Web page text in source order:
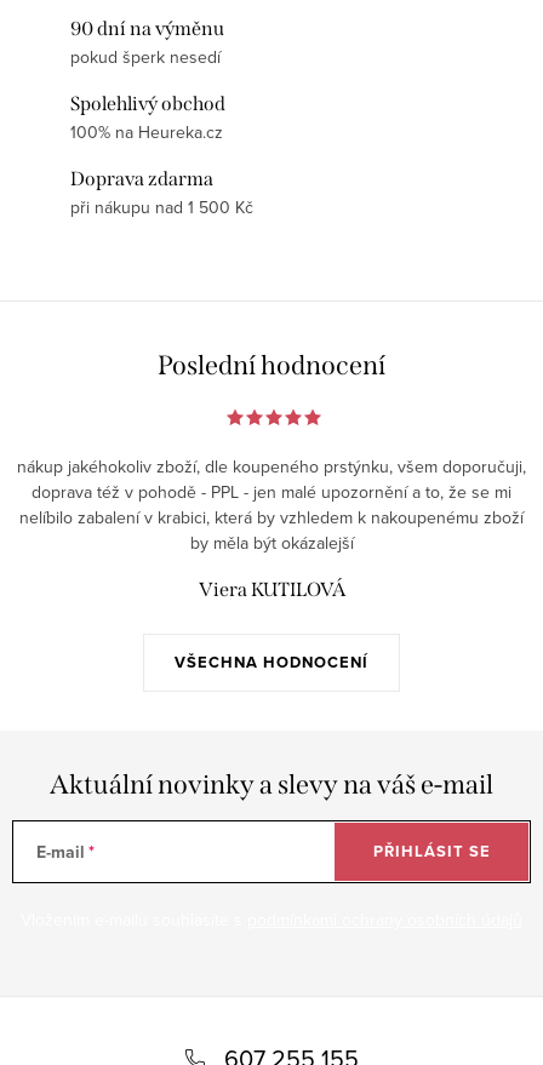
90 dní na výměnu
pokud šperk nesedí
Spolehlivý obchod
100% na Heureka.cz
Doprava zdarma
při nákupu nad 1 500 Kč
Poslední hodnocení
VŠECHNA HODNOCENÍ
nákup jakéhokoliv zboží, dle koupeného prstýnku, všem doporučuji,
doprava též v pohodě - PPL - jen malé upozornění a to, že se mi
nelíbilo zabalení v krabici, která by vzhledem k nakoupenému zboží
by měla být okázalejší
Viera KUTILOVÁ
Aktuální novinky a slevy na váš e-mail
E-mail PŘIHLÁSIT SE